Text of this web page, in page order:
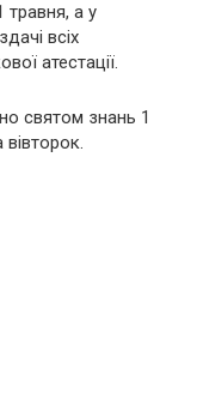
травня, а у
всіх
атестації.
святом знань 1